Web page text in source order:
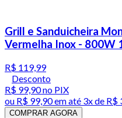
Grill e Sanduicheira
Vermelha Inox - 800W
R$ 119,99
Desconto
R$ 99,90no PIX
ou R$ 99,90em até 3x de R$
COMPRAR AGORA